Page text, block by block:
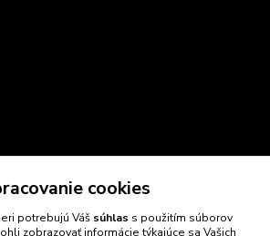
cookies
potrebujú Váš súhlas s použitím súborov
zobrazovať informácie týkajúce sa Vašich